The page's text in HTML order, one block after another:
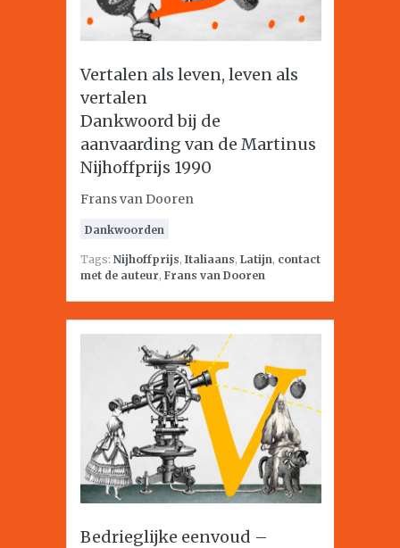
Vertalen als leven, leven als
vertalen
Dankwoord bij de
aanvaarding van de Martinus
Nijhoffprijs 1990
Frans van Dooren
Dankwoorden
Tags: Nijhoffprijs, Italiaans, Latijn, contact
met de auteur, Frans van Dooren
Bedrieglijke eenvoud –